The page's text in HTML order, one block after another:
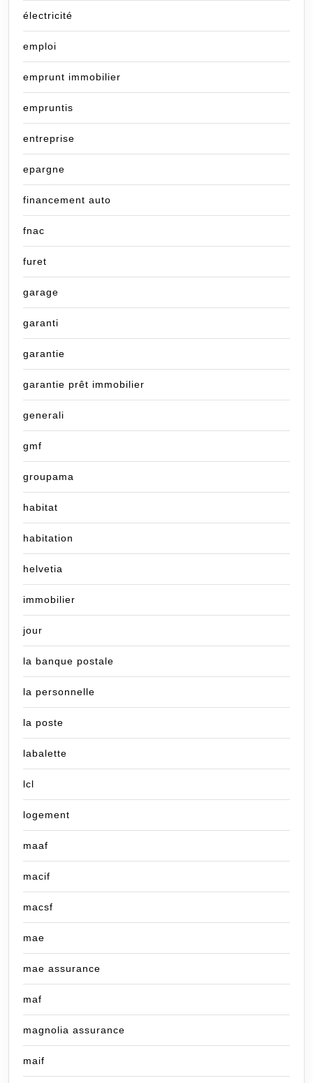
électricité
emploi
emprunt immobilier
empruntis
entreprise
epargne
financement auto
fnac
furet
garage
garanti
garantie
garantie prêt immobilier
generali
gmf
groupama
habitat
habitation
helvetia
immobilier
jour
la banque postale
la personnelle
la poste
labalette
lcl
logement
maaf
macif
macsf
mae
mae assurance
maf
magnolia assurance
maif